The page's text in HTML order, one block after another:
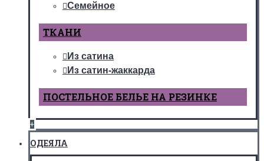
Семейное
ТКАНИ
Из сатина
Из сатин-жаккарда
ПОСТЕЛЬНОЕ БЕЛЬЕ НА РЕЗИНКЕ
+
ОДЕЯЛА